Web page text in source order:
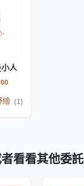
小人
繪 (1)
看看其他委託